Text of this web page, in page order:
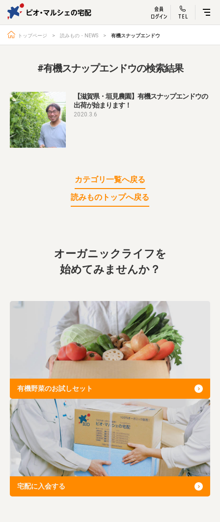
ビオ・マルシェ
宅配サービス紹介
トップページ ビオ・マルシェの想い
宅配サービスについて
取扱店
お問い合わせ
会社概要 採用情報
トップページ 読みもの・NEWS 有機スナップエンドウ
#有機スナップエンドウの検索結果
【滋賀県・垣見農園】有機スナップエンドウの
出荷が始まります！
2020.3.6
カテゴリ一覧へ戻る
読みものトップへ戻る
オーガニックライフを
始めてみませんか？
有機野菜のお試しセット
宅配に入会する